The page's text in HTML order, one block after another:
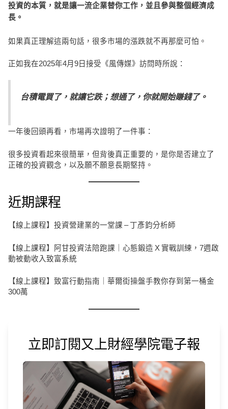
投資的本質，就是讓一流企業替你工作，並且參與整個經濟成
長。
如果真正理解這兩句話，很多市場的漲跌就不再那麼可怕。
正如我在2025年4月9日接受《風傳媒》訪問時所說：
台積電買了，就讓它跌；想通了，你就開始賺錢了。
一年後回頭再看，市場再次證明了一件事：
很多投資看起來很簡單，但背後真正重要的，是你是否建立了
正確的投資觀念，以及願不願意長期堅持。
近期課程
【線上課程】投資營建業的一堂課 – 丁彥鈞分析師
【線上課程】阿甘投資法陪跑課｜心態鍛造 X 實戰訓練，7週啟
動被動收入致富系統
【線上課程】致富行動指南｜華爾街操盤手教你存到第一桶金
300萬
立即訂閱又上財經學院電子報